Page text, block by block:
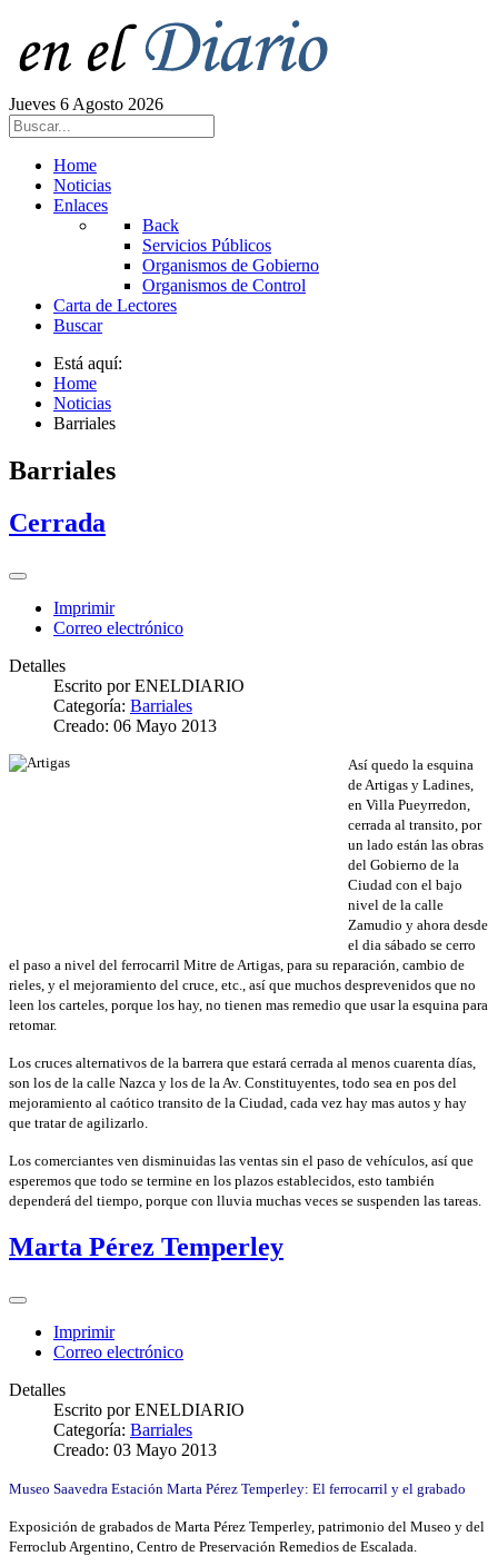
Jueves 6 Agosto 2026
Home
Noticias
Enlaces
Back
Servicios Públicos
Organismos de Gobierno
Organismos de Control
Carta de Lectores
Buscar
Está aquí:
Home
Noticias
Barriales
Barriales
Cerrada
Imprimir
Correo electrónico
Detalles
Escrito porENELDIARIO
Categoría: Barriales
Creado: 06 Mayo 2013
Así quedo la esquina
de Artigas y Ladines,
en Villa Pueyrredon,
cerrada al transito, por
un lado están las obras
del Gobierno de la
Ciudad con el bajo
nivel de la calle
Zamudio y ahora desde
el dia sábado se cerro
el paso a nivel del ferrocarril Mitre de Artigas, para su reparación, cambio de
rieles, y el mejoramiento del cruce, etc., así que muchos desprevenidos que no
leen los carteles, porque los hay, no tienen mas remedio que usar la esquina para
retomar.
Los cruces alternativos de la barrera que estará cerrada al menos cuarenta días,
son los de la calle Nazca y los de la Av. Constituyentes, todo sea en pos del
mejoramiento al caótico transito de la Ciudad, cada vez hay mas autos y hay
que tratar de agilizarlo.
Los comerciantes ven disminuidas las ventas sin el paso de vehículos, así que
esperemos que todo se termine en los plazos establecidos, esto también
dependerá del tiempo, porque con lluvia muchas veces se suspenden las tareas.
Marta Pérez Temperley
Imprimir
Correo electrónico
Detalles
Escrito porENELDIARIO
Categoría: Barriales
Creado: 03 Mayo 2013
Museo Saavedra Estación Marta Pérez Temperley: El ferrocarril y el grabado
Exposición de grabados de Marta Pérez Temperley, patrimonio del Museo y del
Ferroclub Argentino, Centro de Preservación Remedios de Escalada.